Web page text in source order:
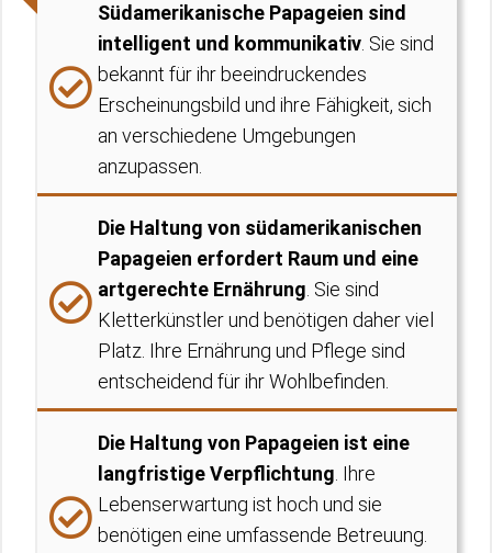
Südamerikanische Papageien sind
intelligent und kommunikativ. Sie sind
bekannt für ihr beeindruckendes
Erscheinungsbild und ihre Fähigkeit, sich
an verschiedene Umgebungen
anzupassen.
Die Haltung von südamerikanischen
Papageien erfordert Raum und eine
artgerechte Ernährung. Sie sind
Kletterkünstler und benötigen daher viel
Platz. Ihre Ernährung und Pflege sind
entscheidend für ihr Wohlbefinden.
Die Haltung von Papageien ist eine
langfristige Verpflichtung. Ihre
Lebenserwartung ist hoch und sie
benötigen eine umfassende Betreuung.